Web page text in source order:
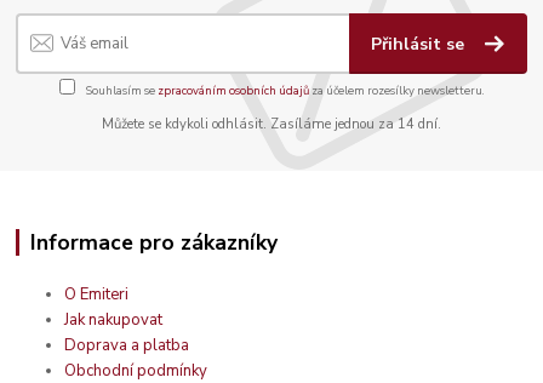
Přihlásit se
Souhlasím se zpracováním osobních údajůza účelem rozesílky newsletteru.
Můžete se kdykoli odhlásit. Zasíláme jednou za 14 dní.
Informace pro zákazníky
O Emiteri
Jak nakupovat
Doprava a platba
Obchodní podmínky